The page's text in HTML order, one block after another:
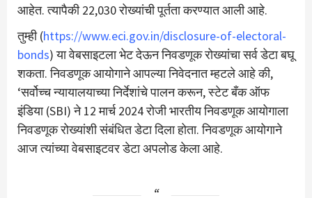
आहेत. त्यापैकी 22,030 रोख्यांची पूर्तता करण्यात आली आहे.
तुम्ही (https://www.eci.gov.in/disclosure-of-electoral-
bonds) या वेबसाइटला भेट देऊन निवडणूक रोख्यांचा सर्व डेटा बघू
शकता. निवडणूक आयोगाने आपल्या निवेदनात म्हटले आहे की,
‘सर्वोच्च न्यायालयाच्या निर्देशांचे पालन करून, स्टेट बँक ऑफ
इंडिया (SBI) ने 12 मार्च 2024 रोजी भारतीय निवडणूक आयोगाला
निवडणूक रोख्यांशी संबंधित डेटा दिला होता. निवडणूक आयोगाने
आज त्यांच्या वेबसाइटवर डेटा अपलोड केला आहे.